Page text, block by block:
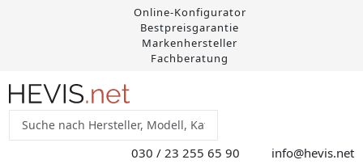
Online-Konfigurator
Bestpreisgarantie
Markenhersteller
Fachberatung
030 / 23 255 65 90 info@hevis.net